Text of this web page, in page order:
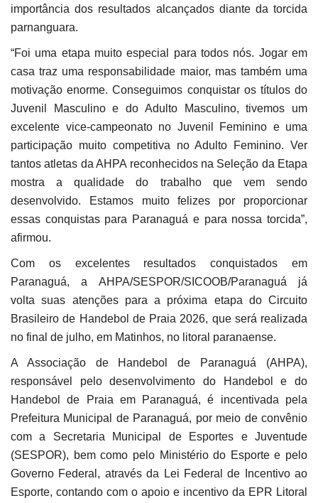
importância dos resultados alcançados diante da torcida
parnanguara.
“Foi uma etapa muito especial para todos nós. Jogar em
casa traz uma responsabilidade maior, mas também uma
motivação enorme. Conseguimos conquistar os títulos do
Juvenil Masculino e do Adulto Masculino, tivemos um
excelente vice-campeonato no Juvenil Feminino e uma
participação muito competitiva no Adulto Feminino. Ver
tantos atletas da AHPA reconhecidos na Seleção da Etapa
mostra a qualidade do trabalho que vem sendo
desenvolvido. Estamos muito felizes por proporcionar
essas conquistas para Paranaguá e para nossa torcida”,
afirmou.
Com os excelentes resultados conquistados em
Paranaguá, a AHPA/SESPOR/SICOOB/Paranaguá já
volta suas atenções para a próxima etapa do Circuito
Brasileiro de Handebol de Praia 2026, que será realizada
no final de julho, em Matinhos, no litoral paranaense.
A Associação de Handebol de Paranaguá (AHPA),
responsável pelo desenvolvimento do Handebol e do
Handebol de Praia em Paranaguá, é incentivada pela
Prefeitura Municipal de Paranaguá, por meio de convênio
com a Secretaria Municipal de Esportes e Juventude
(SESPOR), bem como pelo Ministério do Esporte e pelo
Governo Federal, através da Lei Federal de Incentivo ao
Esporte, contando com o apoio e incentivo da EPR Litoral